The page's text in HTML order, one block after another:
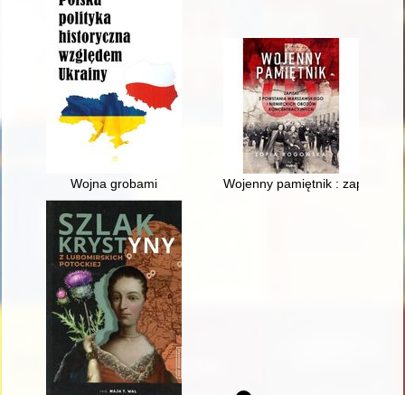
Wojna grobami Wojenny pamiętnik : zapiski z